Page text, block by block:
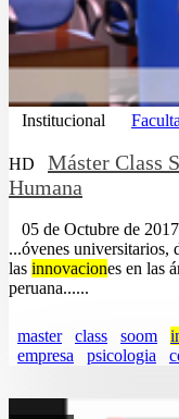
Institucional
HD Máster Class
Humana
05 de Octubre de 2017
...óvenes universitarios,
las innovaciones en las
peruana......
master class soom
empresa
psicologia